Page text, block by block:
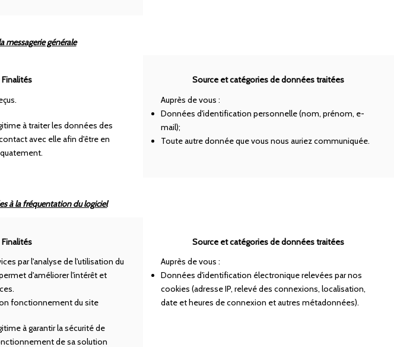
messagerie générale
Finalités
à traiter les données des
avec elle afin d'être en
Source et catégories de données traitées
Auprès de vous :
Données d'identification personnelle (nom, prénom, e-
mail);
Toute autre donnée que vous nous auriez communiquée.
à la fréquentation du logiciel
Finalités
par l'analyse de l'utilisation du
d'améliorer l'intérêt et
fonctionnement du site
à garantir la sécurité de
de sa solution
Source et catégories de données traitées
Auprès de vous :
Données d'identification électronique relevées par nos
cookies (adresse IP, relevé des connexions, localisation,
date et heures de connexion et autres métadonnées).